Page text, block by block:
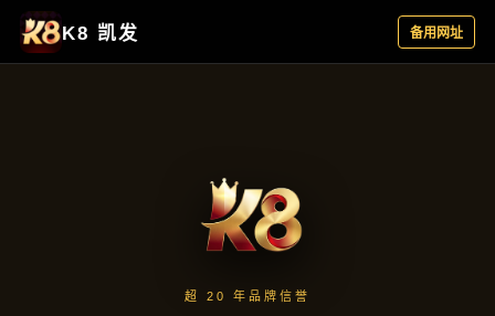
精品项目
首页 精品项目